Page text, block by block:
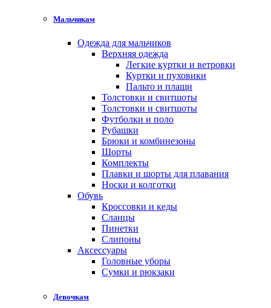
Мальчикам
Одежда для мальчиков
Верхняя одежда
Легкие куртки и ветровки
Куртки и пуховики
Пальто и плащи
Толстовки и свитшоты
Толстовки и свитшоты
Футболки и поло
Рубашки
Брюки и комбинезоны
Шорты
Комплекты
Плавки и шорты для плавания
Носки и колготки
Обувь
Кроссовки и кеды
Сланцы
Пинетки
Слипоны
Аксессуары
Головные уборы
Сумки и рюкзаки
Девочкам